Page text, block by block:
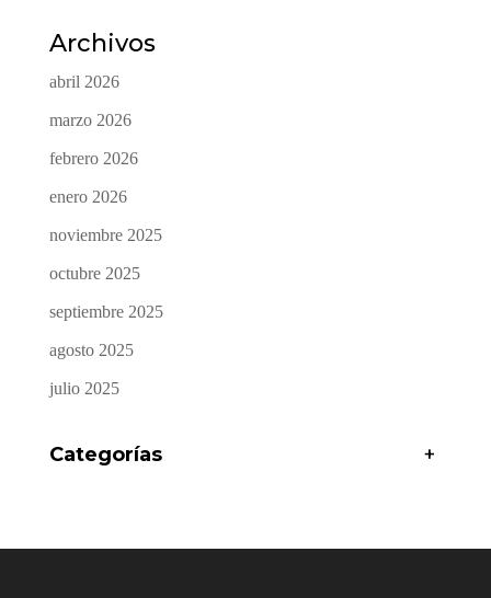
Archivos
abril 2026
marzo 2026
febrero 2026
enero 2026
noviembre 2025
octubre 2025
septiembre 2025
agosto 2025
julio 2025
Categorías +